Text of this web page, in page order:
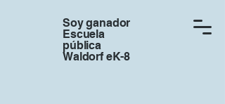
Soy ganador
Escuela
pública
Waldorf eK-8